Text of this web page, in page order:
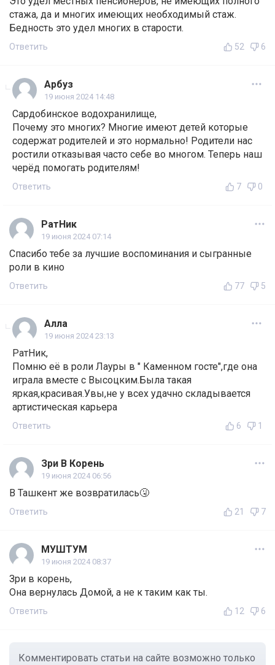
стажа, да и многих имеющих необходимый стаж.
Бедность это удел многих в старости.
Ответить 52 6
Арбуз
19 июня 2024 14:48
Сардобинское водохранилище,
Почему это многих? Многие имеют детей которые
содержат родителей и это нормально! Родители нас
ростили отказывая часто себе во многом. Теперь наш
черёд помогать родителям!
Ответить 7 0
РатНик
19 июня 2024 07:14
Спасибо тебе за лучшие воспоминания и сыгранные
роли в кино
Ответить 77 5
Алла
19 июня 2024 23:13
РатНик,
Помню её в роли Лауры в " Каменном госте",где она
играла вместе с Высоцким.Была такая
яркая,красивая.Увы,не у всех удачно складывается
артистическая карьера
Ответить 6 1
Зри В Корень
19 июня 2024 06:56
В Ташкент же возвратилась🤧
Ответить 21 7
МУШТУМ
19 июня 2024 08:37
Зри в корень,
Она вернулась Домой, а не к таким как ты.
Ответить 12 6
Комментировать статьи на сайте возможно только